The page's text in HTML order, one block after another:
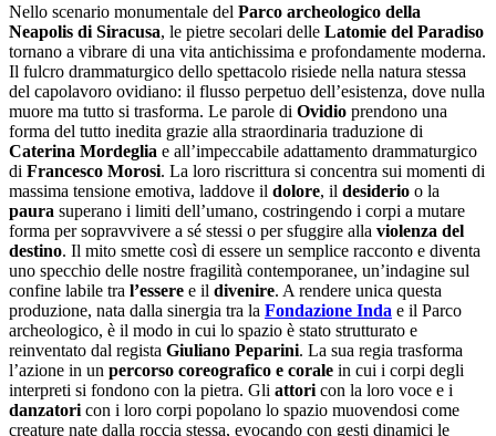
Nello scenario monumentale del Parco archeologico della
Neapolis di Siracusa, le pietre secolari delle Latomie del Paradiso
tornano a vibrare di una vita antichissima e profondamente moderna.
Il fulcro drammaturgico dello spettacolo risiede nella natura stessa
del capolavoro ovidiano: il flusso perpetuo dell’esistenza, dove nulla
muore ma tutto si trasforma. Le parole di Ovidio prendono una
forma del tutto inedita grazie alla straordinaria traduzione di
Caterina Mordeglia e all’impeccabile adattamento drammaturgico
di Francesco Morosi. La loro riscrittura si concentra sui momenti di
massima tensione emotiva, laddove il dolore, il desiderio o la
paura superano i limiti dell’umano, costringendo i corpi a mutare
forma per sopravvivere a sé stessi o per sfuggire alla violenza del
destino. Il mito smette così di essere un semplice racconto e diventa
uno specchio delle nostre fragilità contemporanee, un’indagine sul
confine labile tra l’essere e il divenire. A rendere unica questa
produzione, nata dalla sinergia tra la Fondazione Inda e il Parco
archeologico, è il modo in cui lo spazio è stato strutturato e
reinventato dal regista Giuliano Peparini. La sua regia trasforma
l’azione in un percorso coreografico e corale in cui i corpi degli
interpreti si fondono con la pietra. Gli attori con la loro voce e i
danzatori con i loro corpi popolano lo spazio muovendosi come
creature nate dalla roccia stessa, evocando con gesti dinamici le